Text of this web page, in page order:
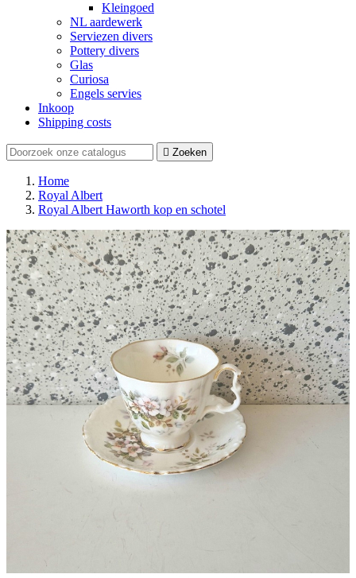
Kleingoed
NL aardewerk
Serviezen divers
Pottery divers
Glas
Curiosa
Engels servies
Inkoop
Shipping costs
 Zoeken
Home
Royal Albert
Royal Albert Haworth kop en schotel